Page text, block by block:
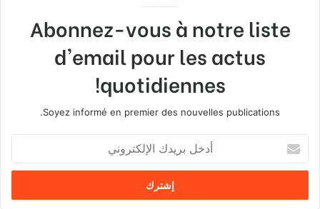
Abonnez-vous à notre liste
d'email pour les actus
quotidiennes!
Soyez informé en premier des nouvelles publications.
خ
ب